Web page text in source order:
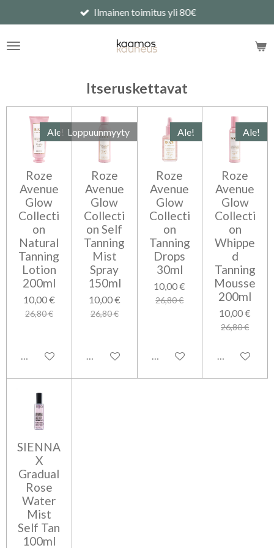
pääsisältöön
Ilmainen toimitus yli 80€
Itseruskettavat
Ale!
Roze
Avenue
Glow
Collecti
on
Natural
Tanning
Lotion
200ml
10,00 €
26,80 €
Lisää ostoskoriin
Loppuunmyyty
Roze
Avenue
Glow
Collecti
on Self
Tanning
Mist
Spray
150ml
10,00 €
26,80 €
Ilmoita, kun saatavilla
Ale!
Roze
Avenue
Glow
Collecti
on
Tanning
Drops
30ml
10,00 €
26,80 €
Lisää ostoskoriin
Ale!
Roze
Avenue
Glow
Collecti
on
Whippe
d
Tanning
Mousse
200ml
10,00 €
26,80 €
Lisää
SIENNA
X
Gradual
Rose
Water
Mist
Self Tan
100ml